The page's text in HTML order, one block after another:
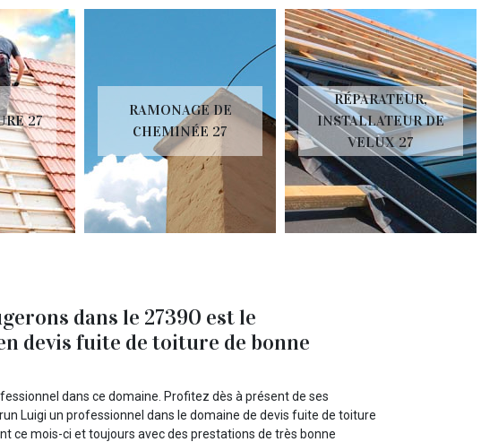
27
RAMONAGE DE
CHEMINÉE 27
RÉPARATEUR,
INSTALLATEUR DE
VELUX 27
dans le 27390 est le
devis fuite de toiture de bonne
dans ce domaine. Profitez dès à présent de ses
Luigi un professionnel dans le domaine de devis fuite de toiture
ce mois-ci et toujours avec des prestations de très bonne